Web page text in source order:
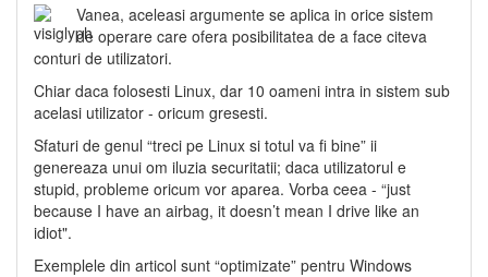
Vanea, aceleasi argumente se aplica in orice sistem
de operare care ofera posibilitatea de a face citeva
conturi de utilizatori.
Chiar daca folosesti Linux, dar 10 oameni intra in sistem sub
acelasi utilizator - oricum gresesti.
Sfaturi de genul “treci pe Linux si totul va fi bine” ii
genereaza unui om iluzia securitatii; daca utilizatorul e
stupid, probleme oricum vor aparea. Vorba ceea - “just
because I have an airbag, it doesn’t mean I drive like an
idiot".
Exemplele din articol sunt “optimizate” pentru Windows